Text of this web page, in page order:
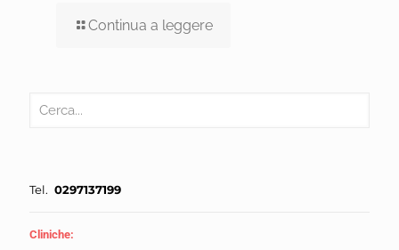
Continua a leggere
Tel. 0297137199
Cliniche: